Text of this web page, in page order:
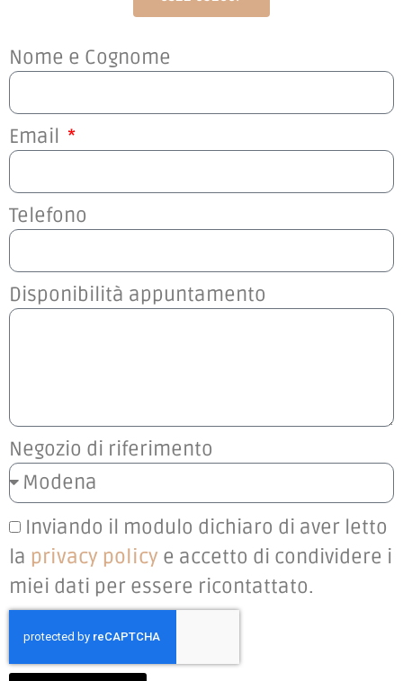
Nome e Cognome
Email
Telefono
Disponibilità appuntamento
Negozio di riferimento
Inviando il modulo dichiaro di aver letto
la privacy policy e accetto di condividere i
miei dati per essere ricontattato.